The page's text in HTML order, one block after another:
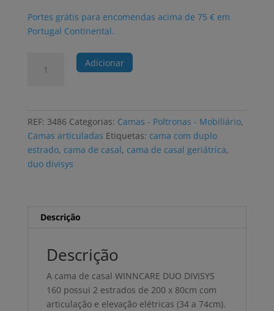
Portes grátis para encomendas acima de 75 € em
Portugal Continental.
WINNCARE
DIVISYS
estrados
elevação
Adicionar
REF: 3486 Categorias: Camas - Poltronas - Mobiliário,
Camas articuladas Etiquetas: cama com duplo
estrado, cama de casal, cama de casal geriátrica,
duo divisys
Descrição
Descrição
A cama de casal WINNCARE DUO DIVISYS
160 possui 2 estrados de 200 x 80cm com
articulação e elevação elétricas (34 a 74cm).